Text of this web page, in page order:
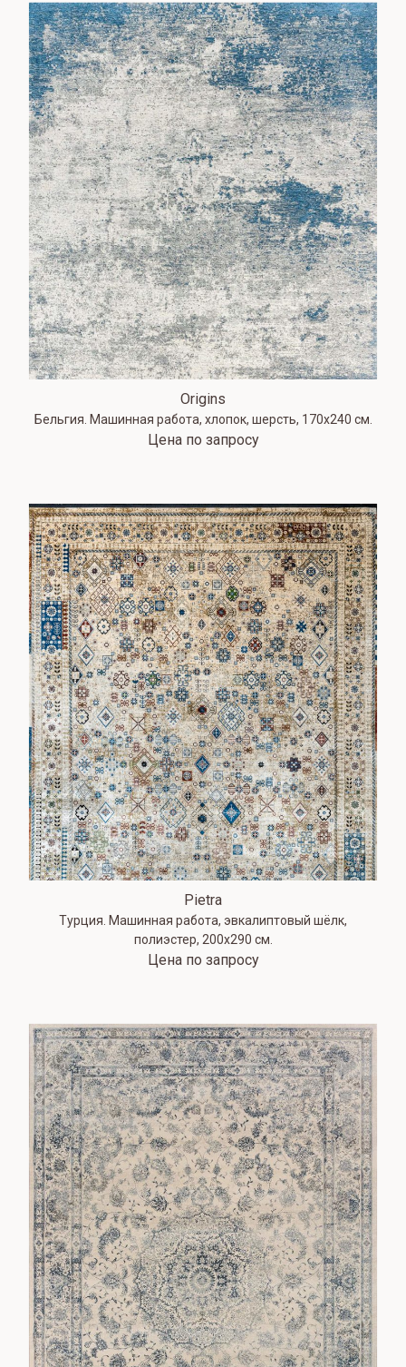
Origins
Бельгия. Машинная работа, хлопок, шерсть, 170х240 см.
Цена по запросу
Pietra
Турция. Машинная работа, эвкалиптовый шёлк,
полиэстер, 200х290 см.
Цена по запросу